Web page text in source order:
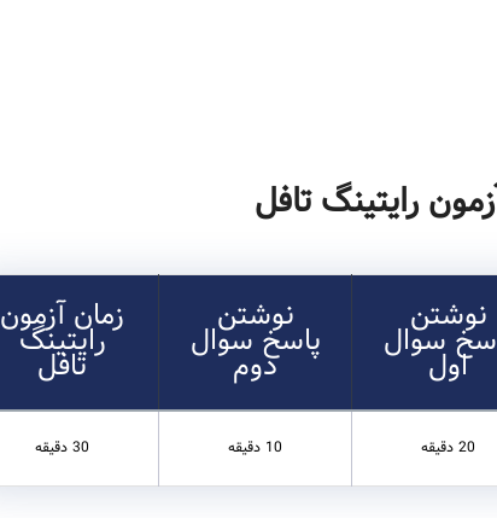
رایتینگ تافل
نوشتن
سوال
اول
نوشتن
پاسخ سوال
دوم
زمان آزمون
رایتینگ
تافل
20 دقیقه 10 دقیقه 30 دقیقه